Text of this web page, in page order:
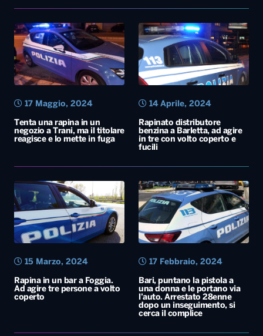
Tenta una rapina in un
negozio a Trani, ma il titolare
reagisce e lo mette in fuga
17 Maggio, 2024
Rapinato distributore
benzina a Barletta, ad agire
in tre con volto coperto e
fucili
14 Aprile, 2024
Rapina in un bar a Foggia.
Ad agire tre persone a volto
coperto
15 Marzo, 2024
Bari, puntano la pistola a
una donna e le portano via
l’auto. Arrestato 28enne
dopo un inseguimento, si
cerca il complice
17 Febbraio, 2024